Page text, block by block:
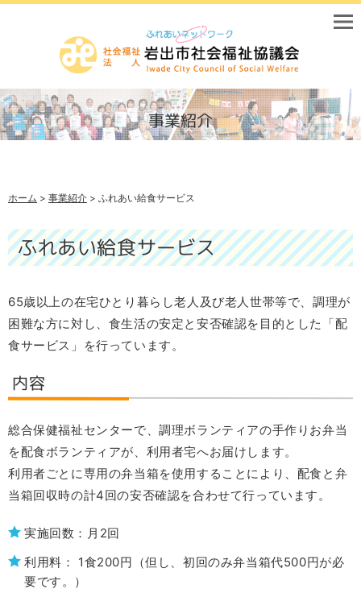
事業紹介
ホーム > 事業紹介 > ふれあい給食サービス
ふれあい給食サービス
65歳以上の在宅ひとり暮らし老人及び老人世帯等で、調理が
困難な方に対し、食生活の安定と安否確認を目的とした「配
食サービス」を行っています。
内容
総合保健福祉センターで、調理ボランティアの手作りお弁当
を配食ボランティアが、利用者宅へお届けします。
利用者ごとに専用の弁当箱を使用することにより、配食と弁
当箱回収時の計4回の安否確認を合わせて行っています。
実施回数：月2回
利用料： 1食200円（但し、初回のみ弁当箱代500円が必
要です。）